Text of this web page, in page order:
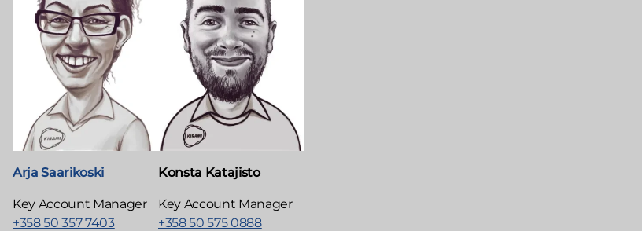
Arja Saarikoski
Key Account Manager
+358 50 357 7403
Konsta Katajisto
Key Account Manager
+358 50 575 0888